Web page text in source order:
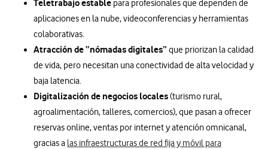
Teletrabajo estable para profesionales que dependen de
aplicaciones en la nube, videoconferencias y herramientas
colaborativas.
Atracción de “nómadas digitales”que priorizan la calidad
de vida, pero necesitan una conectividad de alta velocidad y
baja latencia.
Digitalización de negocios locales(turismo rural,
agroalimentación, talleres, comercios), que pasan a ofrecer
reservas online, ventas por internet y atención omnicanal,
gracias a las infraestructuras de red fija y móvil para